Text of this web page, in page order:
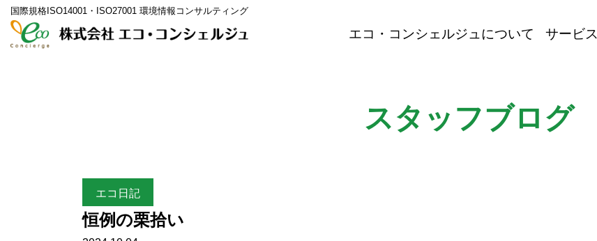
国際規格ISO14001・ISO27001 環境情報コンサルティング
エコ・コンシェルジュについて サービス
スタッフブログ
エコ日記
恒例の栗拾い